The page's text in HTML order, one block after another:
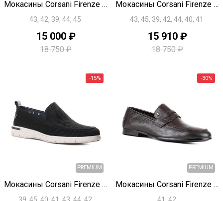
Мокасины Corsani Firenze U1860
43, 42, 39, 44, 45
15 000 ₽
18 750 ₽
Мокасины Corsani Firenze U1859
43, 45, 39, 42, 44, 40, 41
15 910 ₽
18 750 ₽
Быстрый просмотр Мокасины Corsani Firenze U1858 Быстрый просмотр Мокасины Corsani Firenze U1856